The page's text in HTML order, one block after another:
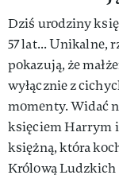
Dziś urodziny
57 lat... Unikalne,
pokazują, że
wyłącznie z
momenty. Widać
księciem Harrym
księżną, która
Królową Ludzkich